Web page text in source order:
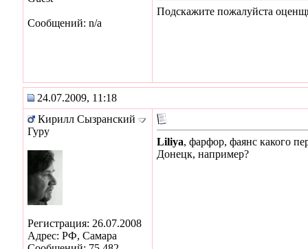
Сообщений: n/a
Подскажите пожалуйста
24.07.2009, 11:18
Кирилл Сызранский
Гуру
Регистрация: 26.07.2008
Адрес: РФ, Самара
Liliya, фарфор, фаянс какого
Донецк, например?